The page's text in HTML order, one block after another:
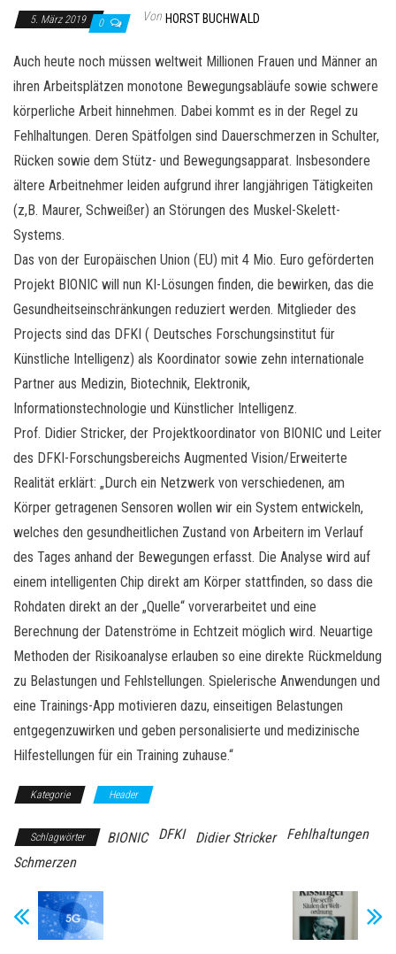
5. März 2019 0 Von HORST BUCHWALD
Auch heute noch müssen weltweit Millionen Frauen und Männer an
ihren Arbeitsplätzen monotone Bewegungsabläufe sowie schwere
körperliche Arbeit hinnehmen. Dabei kommt es in der Regel zu
Fehlhaltungen. Deren Spätfolgen sind Dauerschmerzen in Schulter,
Rücken sowie dem Stütz- und Bewegungsapparat. Insbesondere
ältere Arbeitnehmer leiden aufgrund ihrer langjährigen Tätigkeiten
(z,B. Maurer, Schweißer) an Störungen des Muskel-Skelett-
Systems.
Das von der Europäischen Union (EU) mit 4 Mio. Euro geförderten
Projekt BIONIC will nun KI-Lösungen finden, die bewirken, das die
Gesundheitseinschränkungen reduziert werden. Mitglieder des
Projects sind das DFKI ( Deutsches Forschungsinstitut für
Künstliche Intelligenz) als Koordinator sowie zehn internationale
Partner aus Medizin, Biotechnik, Elektronik,
Informationstechnologie und Künstlicher Intelligenz.
Prof. Didier Stricker, der Projektkoordinator von BIONIC und Leiter
des DFKI-Forschungsbereichs Augmented Vision/Erweiterte
Realität erklärt: „Durch ein Netzwerk von verschiedenen, am
Körper getragenen Sensoren wollen wir ein System entwickeln,
welches den gesundheitlichen Zustand von Arbeitern im Verlauf
des Tages anhand der Bewegungen erfasst. Die Analyse wird auf
einem intelligenten Chip direkt am Körper stattfinden, so dass die
Rohdaten direkt an der „Quelle“ vorverarbeitet und eine
Berechnung der Datenströme in Echtzeit möglich wird. Neuartige
Methoden der Risikoanalyse erlauben so eine direkte Rückmeldung
zu Belastungen und Fehlstellungen. Spielerische Anwendungen und
eine Trainings-App motivieren dazu, einseitigen Belastungen
entgegenzuwirken und geben personalisierte und medizinische
Hilfestellungen für ein Training zuhause.“
Kategorie Header
Schlagwörter BIONIC DFKI Didier Stricker
Fehlhaltungen
Schmerzen